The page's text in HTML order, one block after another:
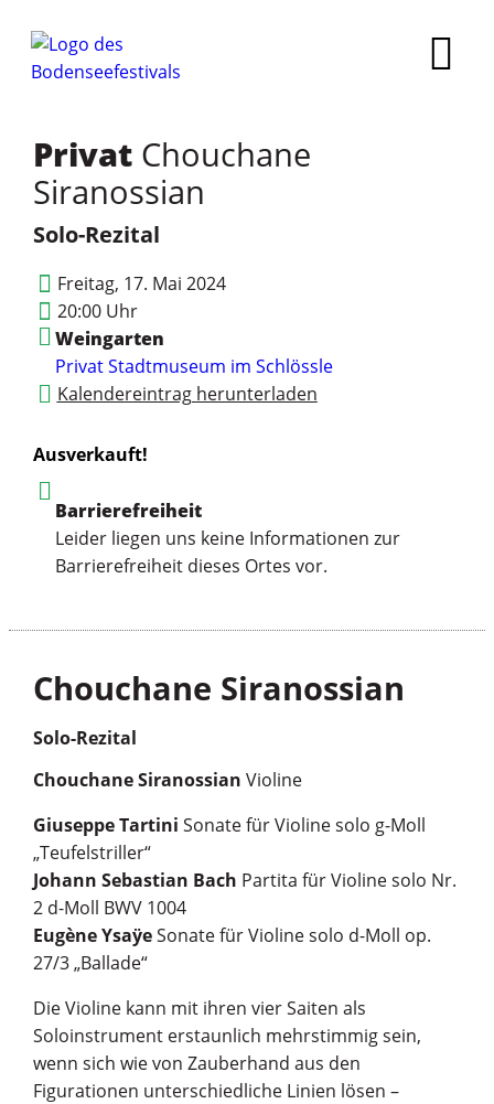
PrivatChouchane
Siranossian
Solo-Rezital
Freitag, 17. Mai 2024
20:00 Uhr
Weingarten
PrivatStadtmuseum im Schlössle
Kalendereintrag herunterladen
Ausverkauft!
Barrierefreiheit
Leider liegen uns keine Informationen zur
Barrierefreiheit dieses Ortes vor.
Chouchane Siranossian
Solo-Rezital
Chouchane Siranossian Violine
Giuseppe Tartini Sonate für Violine solo g-Moll
„Teufelstriller“
Johann Sebastian Bach Partita für Violine solo Nr.
2 d-Moll BWV 1004
Eugène YsaÿeSonate für Violine solo d-Moll op.
27/3 „Ballade“
Die Violine kann mit ihren vier Saiten als
Soloinstrument erstaunlich mehrstimmig sein,
wenn sich wie von Zauberhand aus den
Figurationen unterschiedliche Linien lösen –